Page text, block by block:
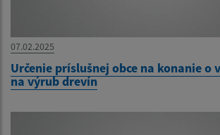
07.02.2025
Určenie príslušnej obce na konanie o
na výrub drevín